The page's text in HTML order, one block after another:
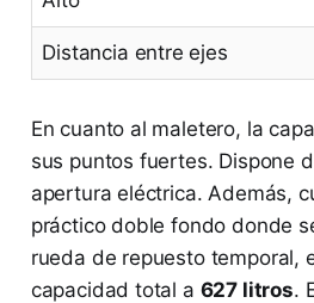
Distancia entre ejes
En cuanto al maletero, la
sus puntos fuertes. Dispone
apertura eléctrica. Además,
práctico doble fondo donde
rueda de repuesto temporal,
capacidad total a 627 litros.